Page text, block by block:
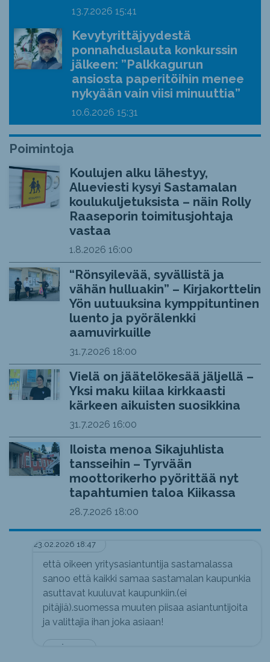
13.7.2026 15:41
Kevytyrittäjyydestä
ponnahduslauta konkurssin
jälkeen: ”Palkkagurun
ansiosta paperitöihin menee
nykyään vain viisi minuuttia”
10.6.2026 15:31
Poimintoja
Koulujen alku lähestyy,
Alueviesti kysyi Sastamalan
koulukuljetuksista – näin Rolly
Raaseporin toimitusjohtaja
vastaa
1.8.2026 16:00
“Rönsyilevää, syvällistä ja
vähän hulluakin” – Kirjakorttelin
Yön uutuuksina kymppituntinen
luento ja pyörälenkki
aamuvirkuille
31.7.2026 18:00
Vielä on jäätelökesää jäljellä –
Yksi maku kiilaa kirkkaasti
kärkeen aikuisten suosikkina
31.7.2026 16:00
Iloista menoa Sikajuhlista
tansseihin – Tyrvään
moottorikerho pyörittää nyt
tapahtumien taloa Kiikassa
28.7.2026 18:00
23.02.2026 18:47
mä vaan.
että oikeen yritysasiantuntija sastamalassa
sanoo että kaikki samaa sastamalan kaupunkia
asuttavat kuuluvat kaupunkiin.(ei
pitäjiä).suomessa muuten piisaa asiantuntijoita
ja valittajia ihan joka asiaan!